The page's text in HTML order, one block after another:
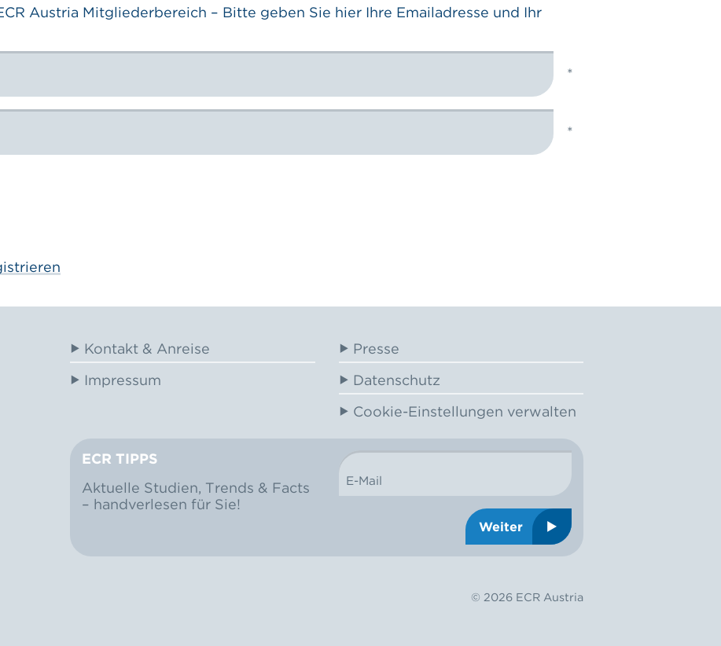
Austria Mitgliederbereich – Bitte geben Sie hier Ihre Emailadresse und Ihr
Kontakt & Anreise
Impressum
Presse
Datenschutz
Cookie-Einstellungen verwalten
NEWSLETTER
ECR TIPPS
Aktuelle Studien, Trends & Facts
– handverlesen für Sie!
E-Mail
Weiter
© 2026 ECR Austria